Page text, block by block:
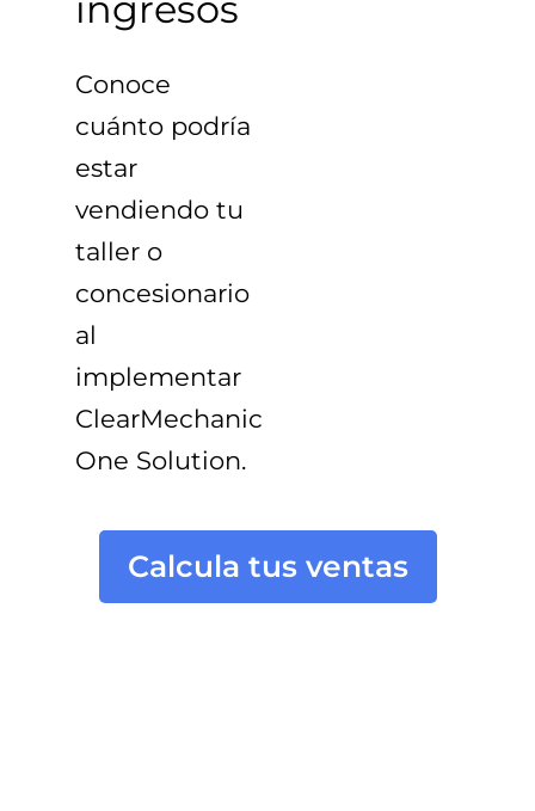
Conoce
cuánto podría
estar
vendiendo tu
taller o
concesionario
al
implementar
ClearMechanic
One Solution.
Calcula tus ventas